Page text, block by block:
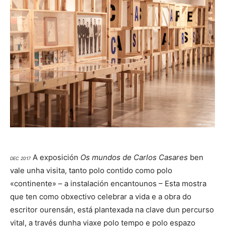
DEC 2017A exposición Os mundos de Carlos Casares ben
vale unha visita, tanto polo contido como polo
«continente» – a instalación encantounos – Esta mostra
que ten como obxectivo celebrar a vida e a obra do
escritor ourensán, está plantexada na clave dun percurso
vital, a través dunha viaxe polo tempo e polo espazo